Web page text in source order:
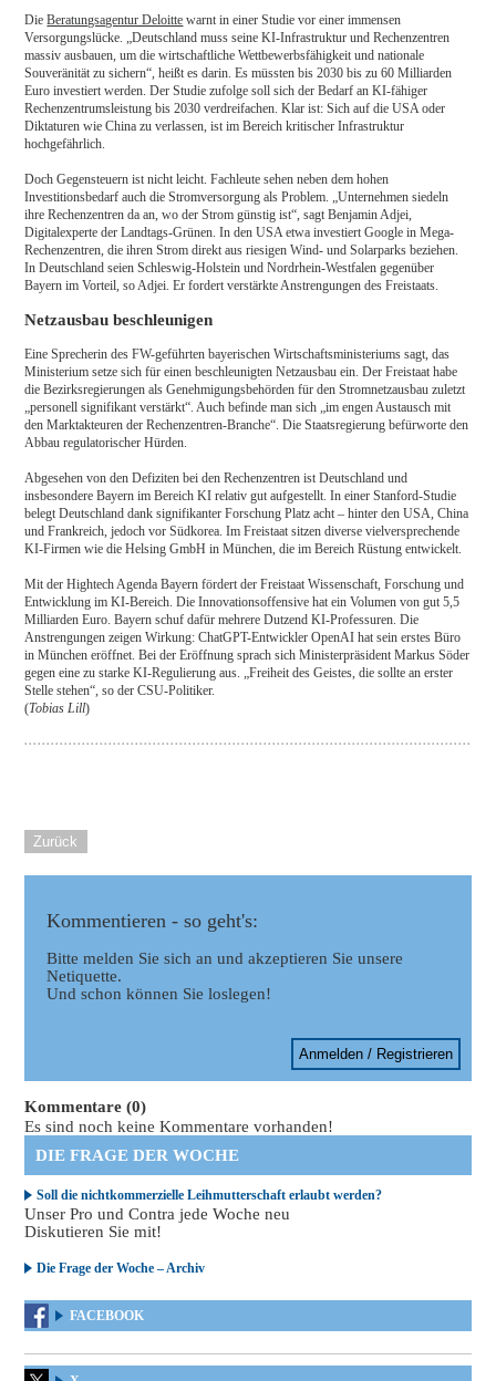
DieBeratungsagentur Deloitte warnt in einer Studie vor einer immensen
Versorgungslücke. „Deutschland muss seine KI-Infrastruktur und Rechenzentren
massiv ausbauen, um die wirtschaftliche Wettbewerbsfähigkeit und nationale
Souveränität zu sichern“, heißt es darin. Es müssten bis 2030 bis zu 60 Milliarden
Euro investiert werden. Der Studie zufolge soll sich der Bedarf an KI-fähiger
Rechenzentrumsleistung bis 2030 verdreifachen. Klar ist: Sich auf die USA oder
Diktaturen wie China zu verlassen, ist im Bereich kritischer Infrastruktur
hochgefährlich.
Doch Gegensteuern ist nicht leicht. Fachleute sehen neben dem hohen
Investitionsbedarf auch die Stromversorgung als Problem. „Unternehmen siedeln
ihre Rechenzentren da an, wo der Strom günstig ist“, sagt Benjamin Adjei,
Digitalexperte der Landtags-Grünen. In den USA etwa investiert Google in Mega-
Rechenzentren, die ihren Strom direkt aus riesigen Wind- und Solarparks beziehen.
In Deutschland seien Schleswig-Holstein und Nordrhein-Westfalen gegenüber
Bayern im Vorteil, so Adjei. Er fordert verstärkte Anstrengungen des Freistaats.
Netzausbau beschleunigen
Eine Sprecherin des FW-geführten bayerischen Wirtschaftsministeriums sagt, das
Ministerium setze sich für einen beschleunigten Netzausbau ein. Der Freistaat habe
die Bezirksregierungen als Genehmigungsbehörden für den Stromnetzausbau zuletzt
„personell signifikant verstärkt“. Auch befinde man sich „im engen Austausch mit
den Marktakteuren der Rechenzentren-Branche“. Die Staatsregierung befürworte den
Abbau regulatorischer Hürden.
Abgesehen von den Defiziten bei den Rechenzentren ist Deutschland und
insbesondere Bayern im Bereich KI relativ gut aufgestellt. In einer Stanford-Studie
belegt Deutschland dank signifikanter Forschung Platz acht – hinter den USA, China
und Frankreich, jedoch vor Südkorea. Im Freistaat sitzen diverse vielversprechende
KI-Firmen wie die Helsing GmbH in München, die im Bereich Rüstung entwickelt.
Mit der Hightech Agenda Bayern fördert der Freistaat Wissenschaft, Forschung und
Entwicklung im KI-Bereich. Die Innovationsoffensive hat ein Volumen von gut 5,5
Milliarden Euro. Bayern schuf dafür mehrere Dutzend KI-Professuren. Die
Anstrengungen zeigen Wirkung: ChatGPT-Entwickler OpenAI hat sein erstes Büro
in München eröffnet. Bei der Eröffnung sprach sich Ministerpräsident Markus Söder
gegen eine zu starke KI-Regulierung aus. „Freiheit des Geistes, die sollte an erster
Stelle stehen“, so der CSU-Politiker.
(Tobias Lill)
Zurück
Kommentieren - so geht's:
Bitte melden Sie sich an und akzeptieren Sie unsere
Netiquette.
Und schon können Sie loslegen!
Anmelden / Registrieren
Kommentare (0)
Es sind noch keine Kommentare vorhanden!
DIE FRAGE DER WOCHE
Soll die nichtkommerzielle Leihmutterschaft erlaubt werden?
Unser Pro und Contra jede Woche neu
Diskutieren Sie mit!
Die Frage der Woche – Archiv
FACEBOOK